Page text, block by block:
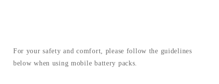
For your safety and comfort, please follow the guidelines
below when using mobile battery packs.